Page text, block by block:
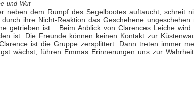
und Wut
neben dem Rumpf des Segelbootes auftaucht, schreit
ihre Nicht-Reaktion das Geschehene
getrieben ist... Beim Anblick von Clarences Leiche
ist. Die Freunde können keinen Kontakt zur
ist die Gruppe zersplittert. Dann treten immer
wächst, führen Emmas Erinnerungen uns zur